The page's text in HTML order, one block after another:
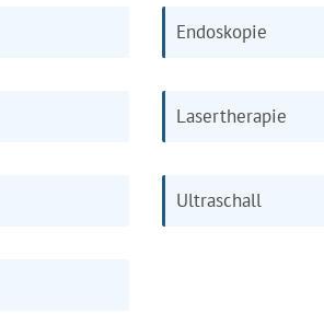
Endoskopie
Lasertherapie
Ultraschall